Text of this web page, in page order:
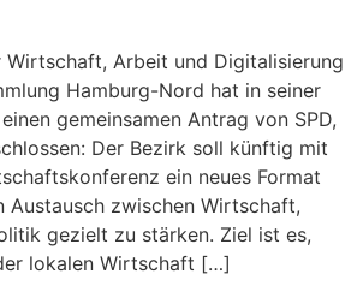
Wirtschaft, Arbeit und Digitalisierung
Hamburg-Nord hat in seiner
gemeinsamen Antrag von SPD,
Der Bezirk soll künftig mit
ein neues Format
Austausch zwischen Wirtschaft,
gezielt zu stärken. Ziel ist es,
lokalen Wirtschaft […]